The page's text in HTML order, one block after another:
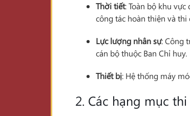
Thời tiết: Toàn bộ khu
công tác hoàn thiện và
Lực lượng nhân sự: Công
cán bộ thuộc Ban Chỉ huy.
Thiết bị: Hệ thống máy
2. Các hạng mục